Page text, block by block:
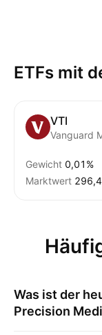
ETFs mit
VTI
Gewicht 0,01%
Marktwert
Was ist der
Precision